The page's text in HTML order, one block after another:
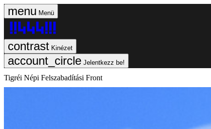
Menü
Kinézet
Jelentkezz be!
Tigréi Népi Felszabadítási Front